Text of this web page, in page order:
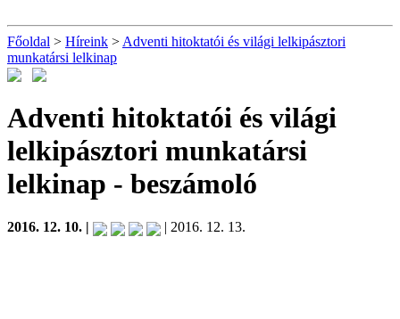
Főoldal > Híreink > Adventi hitoktatói és világi lelkipásztori
munkatársi lelkinap
Adventi hitoktatói és világi
lelkipásztori munkatársi
lelkinap - beszámoló
2016. 12. 10. | | 2016. 12. 13.